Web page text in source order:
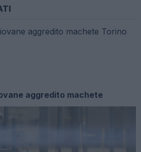
aggredito machete